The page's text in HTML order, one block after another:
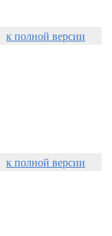
к полной версии
к полной версии